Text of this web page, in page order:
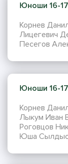
Юноши 16-17
Корнев
Лицегевич
Песегов
Юноши 16-17
Корнев
Лыкум Иван
Роговцов
Юша